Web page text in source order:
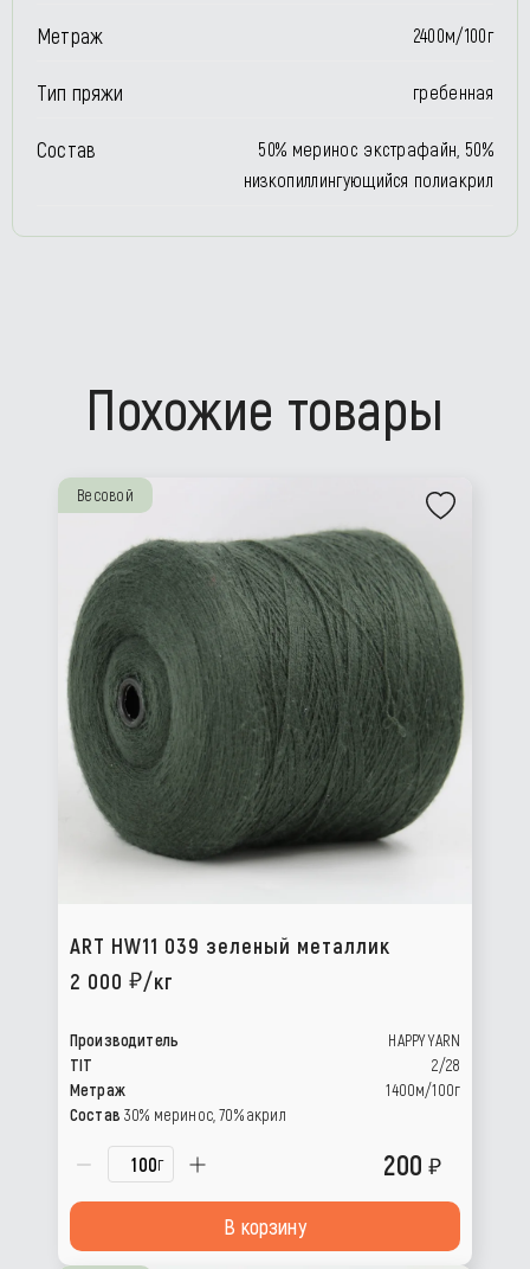
Метраж 2400м/100г
Тип пряжи гребенная
Состав
50% меринос экстрафайн, 50%
низкопиллингующийся полиакрил
Похожие товары
Весовой
ART HW11 039 зеленый металлик
2 000
/кг
Производитель
HAPPY YARN
TIT
2/28
Метраж
1400м/100г
Состав 30% меринос, 70% акрил
г 200
В корзину